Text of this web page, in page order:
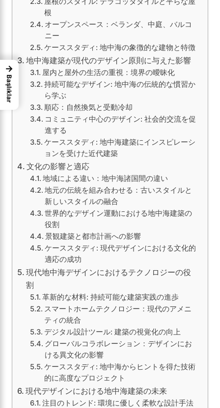
根
オープンスペース：ベランダ、中庭、バルコ
ニー
ケーススタディ: 地中海の象徴的な建物と特徴
地中海建築が現代のデザイン原則に与えた影響
屋内と屋外の生活の重視：境界の曖昧化
持続可能なデザイン: 地中海の伝統的な慣習か
ら学ぶ
順応：自然換気と受動冷却
コミュニティ中心のデザイン: 社会的交流を促
進する
ケーススタディ: 地中海建築にインスピレーシ
ョンを受けた近代建築
文化の影響と適応
地域による違い：地中海諸国間の違い
地元の伝統を組み合わせる：古いスタイルと
新しいスタイルの融合
世界的なデザイン運動における地中海建築の
役割
景観建築と都市計画への影響
ケーススタディ: 現代デザインにおける文化的
適応の成功
現代地中海デザインにおけるテクノロジーの役
割
革新的な材料: 持続可能な建築実践の進歩
スマートホームテクノロジー：現代のアメニ
ティの統合
デジタル設計ツール: 建築の視覚化の向上
グローバルコラボレーション：デザインにお
ける異文化の影響
ケーススタディ: 地中海からヒントを得た技術
的に高度なプロジェクト
現代デザインにおける地中海建築の未来
注目のトレンド: 環境に優しく柔軟な設計手法
→
Başlıklar